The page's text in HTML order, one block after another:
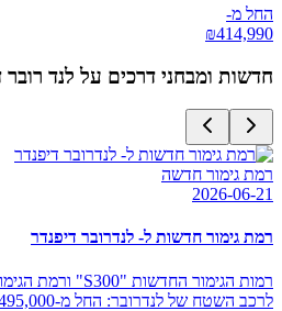
החל מ-
₪414,990
חדשות ומבחני דרכים על לנד רובר
רמת גימור חדשה
2026-06-21
רמת גימור חדשות ל- לנדרובר דיפנדר
לרכב השטח של לנדרובר: החל מ-495,000 ש"ח